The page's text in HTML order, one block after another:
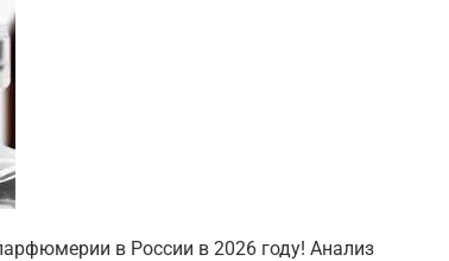
в России в 2026 году! Анализ